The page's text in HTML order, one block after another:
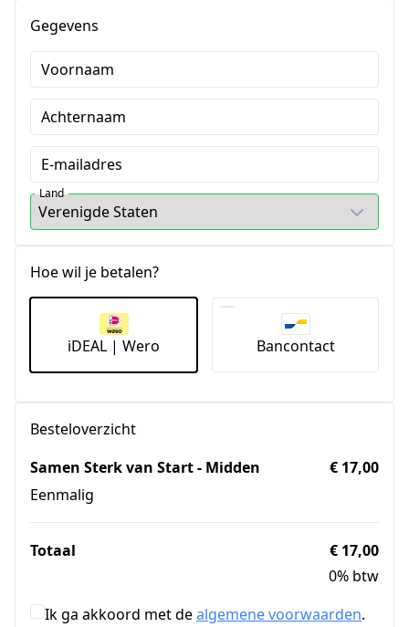
Gegevens
Voornaam
Achternaam
E-mailadres
Land
Hoe wil je betalen?
iDEAL | Wero Bancontact
Besteloverzicht
Samen Sterk van Start - Midden
Eenmalig
€ 17,00
Totaal
€ 17,00
0% btw
Ik ga akkoord met dealgemene voorwaarden.